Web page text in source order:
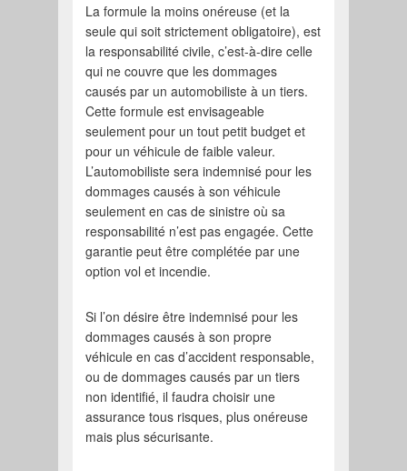
La formule la moins onéreuse (et la
seule qui soit strictement obligatoire), est
la responsabilité civile, c’est-à-dire celle
qui ne couvre que les dommages
causés par un automobiliste à un tiers.
Cette formule est envisageable
seulement pour un tout petit budget et
pour un véhicule de faible valeur.
L’automobiliste sera indemnisé pour les
dommages causés à son véhicule
seulement en cas de sinistre où sa
responsabilité n’est pas engagée. Cette
garantie peut être complétée par une
option vol et incendie.
Si l’on désire être indemnisé pour les
dommages causés à son propre
véhicule en cas d’accident responsable,
ou de dommages causés par un tiers
non identifié, il faudra choisir une
assurance tous risques, plus onéreuse
mais plus sécurisante.